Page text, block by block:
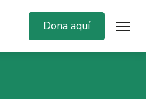
Dona aquí